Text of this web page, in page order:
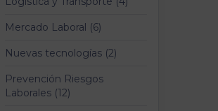
Mercado Laboral (6)
Nuevas tecnologías (2)
Prevención Riesgos
Laborales (12)